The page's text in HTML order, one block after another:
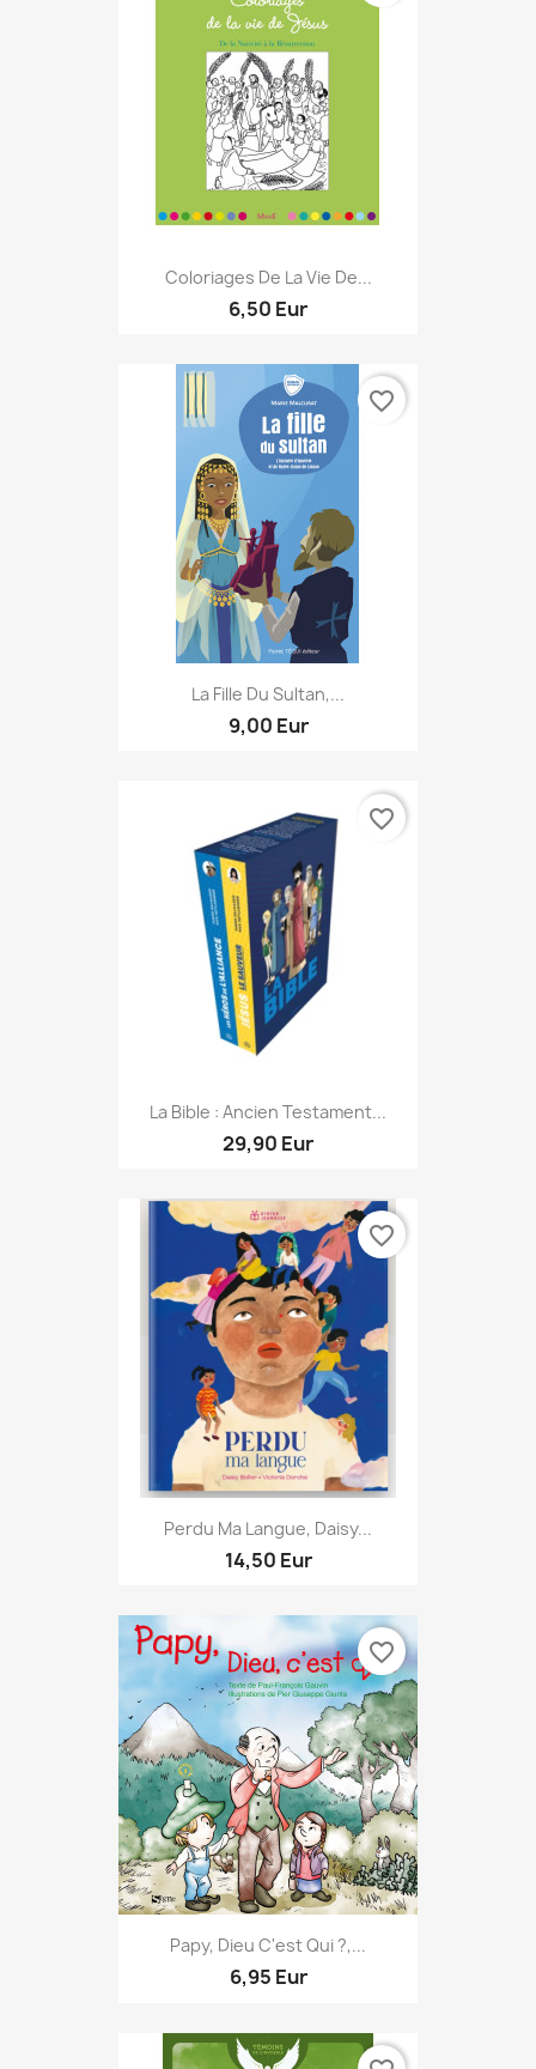
Coloriages De La Vie De...
6,50 Eur
La Fille Du Sultan,...
9,00 Eur
favorite_border
La Bible : Ancien Testament...
29,90 Eur
favorite_border
Perdu Ma Langue, Daisy...
14,50 Eur
favorite_border
Papy, Dieu C'est Qui ?,...
6,95 Eur
favorite_border